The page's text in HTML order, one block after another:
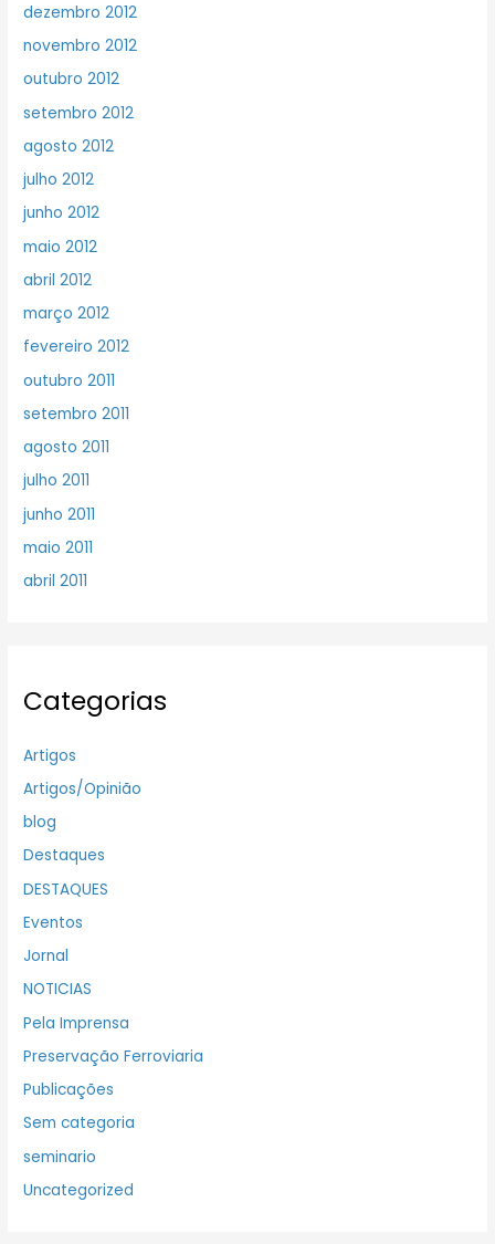
dezembro 2012
novembro 2012
outubro 2012
setembro 2012
agosto 2012
julho 2012
junho 2012
maio 2012
abril 2012
março 2012
fevereiro 2012
outubro 2011
setembro 2011
agosto 2011
julho 2011
junho 2011
maio 2011
abril 2011
Categorias
Artigos
Artigos/Opinião
blog
Destaques
DESTAQUES
Eventos
Jornal
NOTICIAS
Pela Imprensa
Preservação Ferroviaria
Publicações
Sem categoria
seminario
Uncategorized